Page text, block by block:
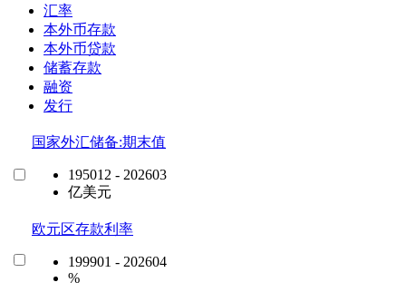
汇率
本外币存款
本外币贷款
储蓄存款
融资
发行
国家外汇储备:期末值
195012 - 202603
亿美元
欧元区存款利率
199901 - 202604
%